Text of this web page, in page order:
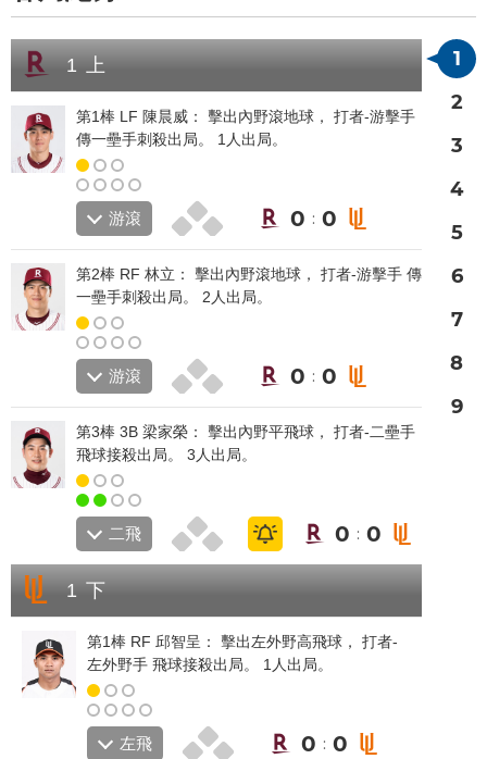
1
2
3
4
5
6
7
8
9
1 上
第1棒 LF 陳晨威 ： 擊出內野滾地球， 打者-游擊手
傳一壘手刺殺出局。 1人出局。
游滾 0 : 0
第2棒 RF 林立 ： 擊出內野滾地球， 打者-游擊手 傳
一壘手刺殺出局。 2人出局。
游滾 0 : 0
第3棒 3B 梁家榮 ： 擊出內野平飛球， 打者-二壘手
飛球接殺出局。 3人出局。
二飛 0 : 0
1 下
第1棒 RF 邱智呈 ： 擊出左外野高飛球， 打者-
左外野手 飛球接殺出局。 1人出局。
左飛 0 : 0